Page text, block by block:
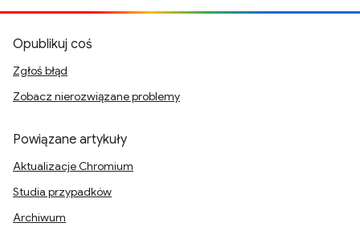
Opublikuj coś
Zgłoś błąd
Zobacz nierozwiązane problemy
Powiązane artykuły
Aktualizacje Chromium
Studia przypadków
Archiwum